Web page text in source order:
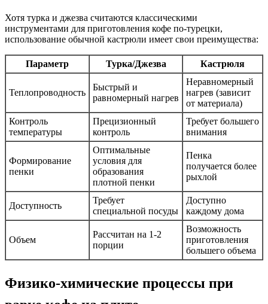
Хотя турка и джезва считаются классическими
инструментами для приготовления кофе по-турецки,
использование обычной кастрюли имеет свои преимущества:
Параметр Турка/Джезва Кастрюля
Теплопроводность
Быстрый и
равномерный нагрев
Неравномерный
нагрев (зависит
от материала)
Контроль
температуры
Прецизионный
контроль
Требует большего
внимания
Формирование
пенки
Оптимальные
условия для
образования
плотной пенки
Пенка
получается более
рыхлой
Доступность
Требует
специальной посуды
Доступно
каждому дома
Объем
Рассчитан на 1-2
порции
Возможность
приготовления
большего объема
Физико-химические процессы при